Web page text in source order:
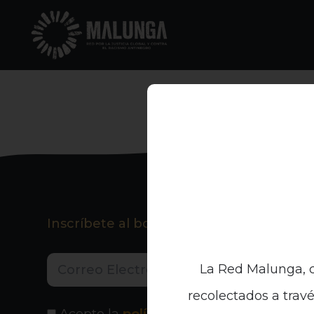
Inscríbete al boletín informativo
La Red Malunga,
recolectados a